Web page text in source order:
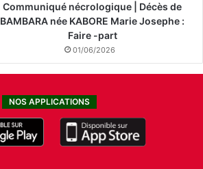
Communiqué nécrologique | Décès de
BAMBARA née KABORE Marie Josephe :
Faire -part
01/06/2026
NOS APPLICATIONS